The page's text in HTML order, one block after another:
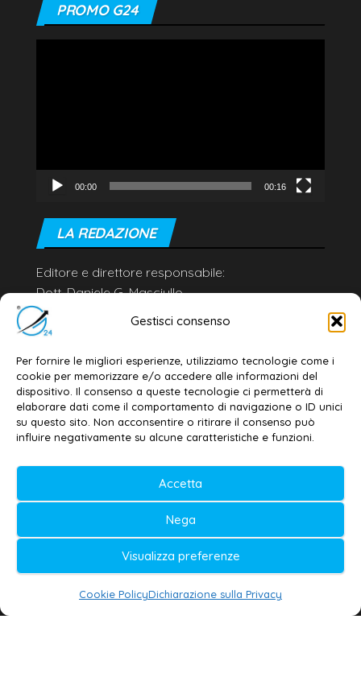
Gestisci consenso
Per fornire le migliori esperienze, utilizziamo tecnologie come i
cookie per memorizzare e/o accedere alle informazioni del
dispositivo. Il consenso a queste tecnologie ci permetterà di
elaborare dati come il comportamento di navigazione o ID unici
su questo sito. Non acconsentire o ritirare il consenso può
influire negativamente su alcune caratteristiche e funzioni.
Accetta
Nega
Visualizza preferenze
Cookie PolicyDichiarazione sulla Privacy
PROMO G24
00:00 00:16
LA REDAZIONE
Editore e direttore responsabile:
Dott. Daniele G. Masciullo
Email:
redazione@galatina24.it
Privacy policy–Cookie policy
© 2020-2026 | Galatina24 ®
Testata iscritta al n. 11/2020 Registro della
Stampa Tribunale di Lecce
Editore e direttore responsabile:
Daniele G. Masciullo
Galatina24 è marchio registrato dal Ministero
delle Imprese